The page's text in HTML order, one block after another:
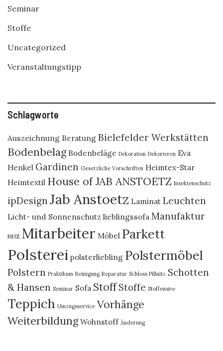
Seminar
Stoffe
Uncategorized
Veranstaltungstipp
Schlagworte
Auszeichnung Beratung Bielefelder Werkstätten
Bodenbelag Bodenbeläge Dekoration Dekorieren Eva
Henkel Gardinen Gesetzliche Vorschriften Heimtex-Star
Heimtextil House of JAB ANSTOETZ Insektenschutz
ipDesign Jab Anstoetz Laminat Leuchten
Licht- und Sonnenschutz lieblingssofa Manufaktur
MHZ Mitarbeiter Möbel Parkett
Polsterei polsterliebling Polstermöbel
Polstern Praktikum Reinigung Reparatur Schloss Pillnitz Schotten
& Hansen Seminar Sofa Stoff Stoffe Stoffensive
Teppich Umzugsservice Vorhänge
Weiterbildung Wohnstoff Änderung